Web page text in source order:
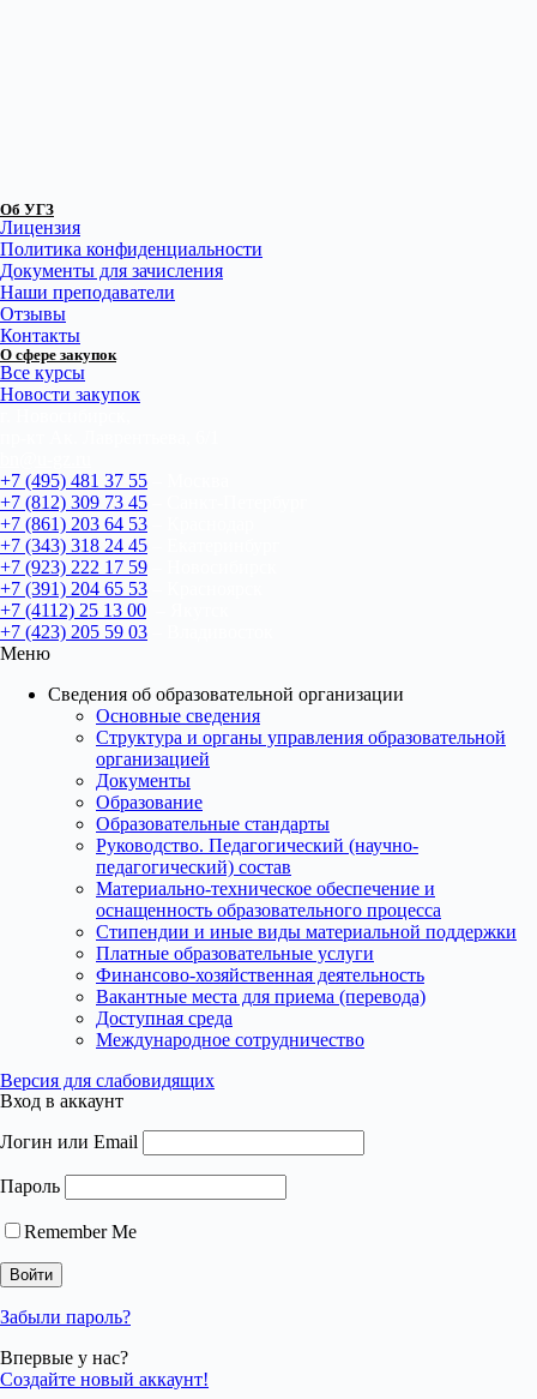
Об УГЗ
Лицензия
Политика конфиденциальности
Документы для зачисления
Наши преподаватели
Отзывы
Контакты
О сфере закупок
Все курсы
Новости закупок
+7 (495) 481 37 55
+7 (812) 309 73 45
+7 (861) 203 64 53
+7 (343) 318 24 45
+7 (923) 222 17 59
+7 (391) 204 65 53
+7 (4112) 25 13 00
+7 (423) 205 59 03
Меню
Сведения об образовательной организации
Основные сведения
Структура и органы управления образовательной
организацией
Документы
Образование
Образовательные стандарты
Руководство. Педагогический (научно-
педагогический) состав
Материально-техническое обеспечение и
оснащенность образовательного процесса
Стипендии и иные виды материальной поддержки
Платные образовательные услуги
Финансово-хозяйственная деятельность
Вакантные места для приема (перевода)
Доступная среда
Международное сотрудничество
Версия для слабовидящих
Вход в аккаунт
Логин или Email
Пароль
Remember Me
Забыли пароль?
Впервые у нас?
Создайте новый аккаунт!